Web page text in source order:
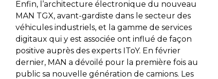
Enfin, l’architecture électronique du nouveau
MAN TGX, avant-gardiste dans le secteur des
véhicules industriels, et la gamme de services
digitaux qui y est associée ont influé de façon
positive auprès des experts IToY. En février
dernier, MAN a dévoilé pour la première fois au
public sa nouvelle génération de camions. Les